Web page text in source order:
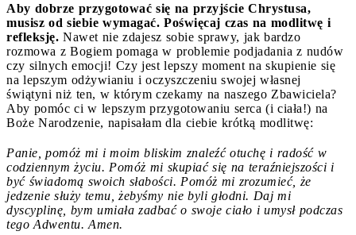
Aby dobrze przygotować się na przyjście Chrystusa,
musisz od siebie wymagać. Poświęcaj czas na modlitwę i
refleksję. Nawet nie zdajesz sobie sprawy, jak bardzo
rozmowa z Bogiem pomaga w problemie podjadania z nudów
czy silnych emocji! Czy jest lepszy moment na skupienie się
na lepszym odżywianiu i oczyszczeniu swojej własnej
świątyni niż ten, w którym czekamy na naszego Zbawiciela?
Aby pomóc ci w lepszym przygotowaniu serca (i ciała!) na
Boże Narodzenie, napisałam dla ciebie krótką modlitwę:
Panie, pomóż mi i moim bliskim znaleźć otuchę i radość w
codziennym życiu. Pomóż mi skupiać się na teraźniejszości i
być świadomą swoich słabości. Pomóż mi zrozumieć, że
jedzenie służy temu, żebyśmy nie byli głodni. Daj mi
dyscyplinę, bym umiała zadbać o swoje ciało i umysł podczas
tego Adwentu. Amen.